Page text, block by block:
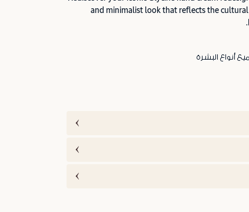
and minimalist look that reflects the
أنواع البشرة